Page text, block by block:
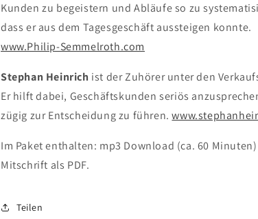
Kunden zu begeistern und Abläufe so zu
dass er aus dem Tagesgeschäft aussteigen konnte.
www.Philip-Semmelroth.com
Stephan Heinrich ist der Zuhörer unter den
Er hilft dabei, Geschäftskunden seriös
zügig zur Entscheidung zu führen.
Im Paket enthalten: mp3 Download (ca. 60
Mitschrift als PDF.
Teilen